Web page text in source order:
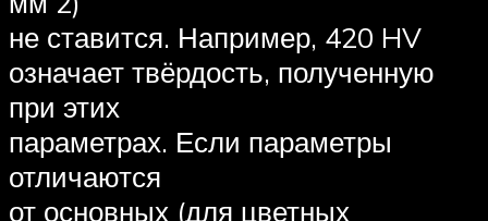
не ставится. Например, 420 HV
означает твёрдость, полученную
при этих
параметрах. Если параметры
отличаются
от основных (для цветных